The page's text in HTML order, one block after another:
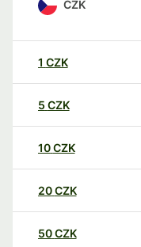
CZK
1 CZK
5 CZK
10CZK
20CZK
50CZK